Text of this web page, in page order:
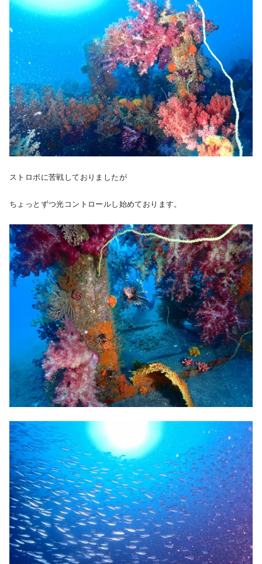
ストロボに苦戦しておりましたが
ちょっとずつ光コントロールし始めております。